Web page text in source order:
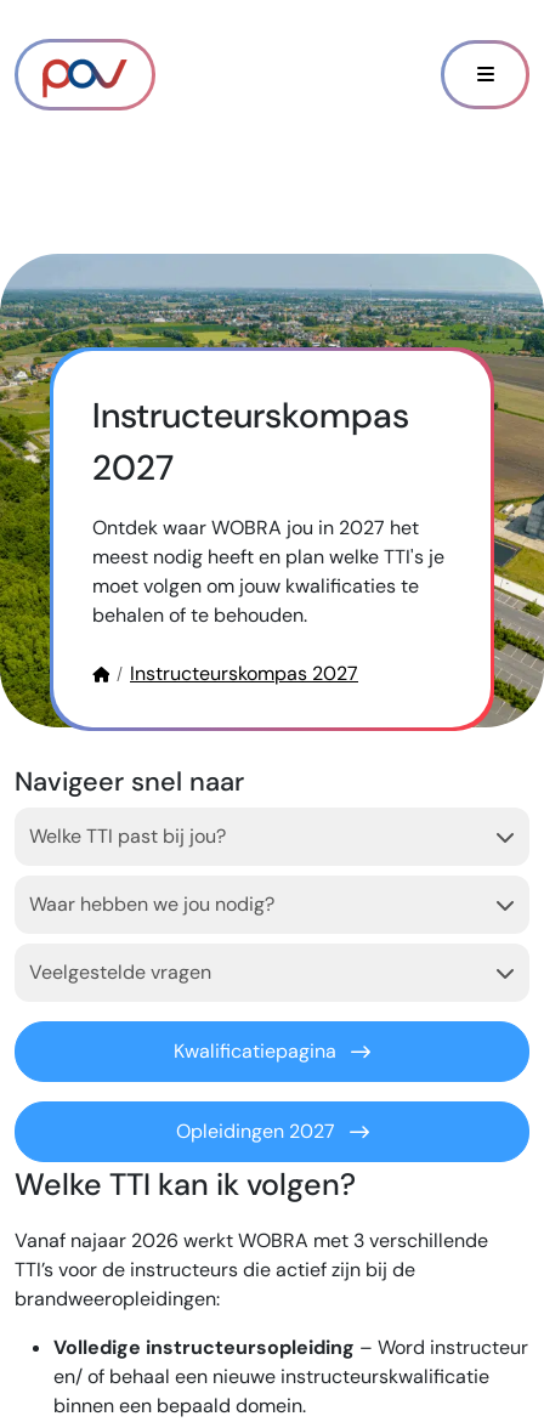
Instructeurskompas
2027
Ontdek waar WOBRA jou in 2027 het
meest nodig heeft en plan welke TTI's je
moet volgen om jouw kwalificaties te
behalen of te behouden.
Instructeurskompas 2027
Navigeer snel naar
Welke TTI past bij jou?
Waar hebben we jou nodig?
Veelgestelde vragen
Kwalificatiepagina
Opleidingen 2027
Welke TTI kan ik volgen?
Vanaf najaar 2026 werkt WOBRA met 3 verschillende
TTI’s voor de instructeurs die actief zijn bij de
brandweeropleidingen:
Volledige instructeursopleiding – Word instructeur
en/ of behaal een nieuwe instructeurskwalificatie
binnen een bepaald domein.